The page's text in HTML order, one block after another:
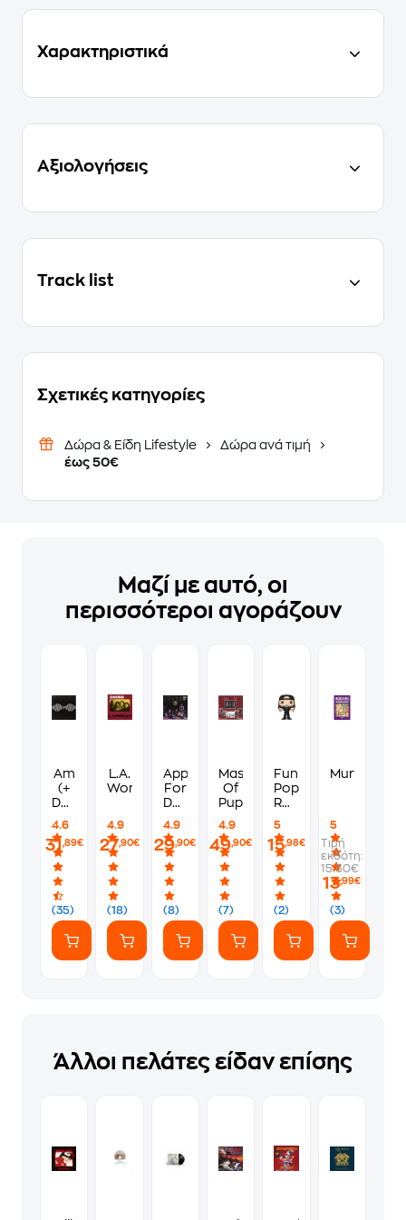
Χαρακτηριστικά
Αξιολογήσεις
Track list
Σχετικές κατηγορίες
Δώρα & Είδη Lifestyle
Δώρα ανά τιμή
έως 50€
Μαζί με αυτό, οι
περισσότεροι αγοράζουν
Am
(+
Download
4.6
(35)
31 ,89€
L.A.
Woman
4.9
(18)
27,90€
Appetite
For
Destruction
4.9
(8)
29,90€
Master
Of
Puppets
4.9
(7)
49,90€
Funko
Pop!
Rocks
Metallica
- 72
Seasons
-
Lars
#485
5
(2)
15,98€
Murdoku
5
(3)
Τιμή
εκδότη:
15.50€
13,99€
Άλλοι πελάτες είδαν επίσης